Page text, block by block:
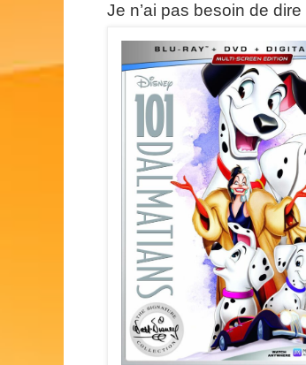
Je n’ai pas besoin de